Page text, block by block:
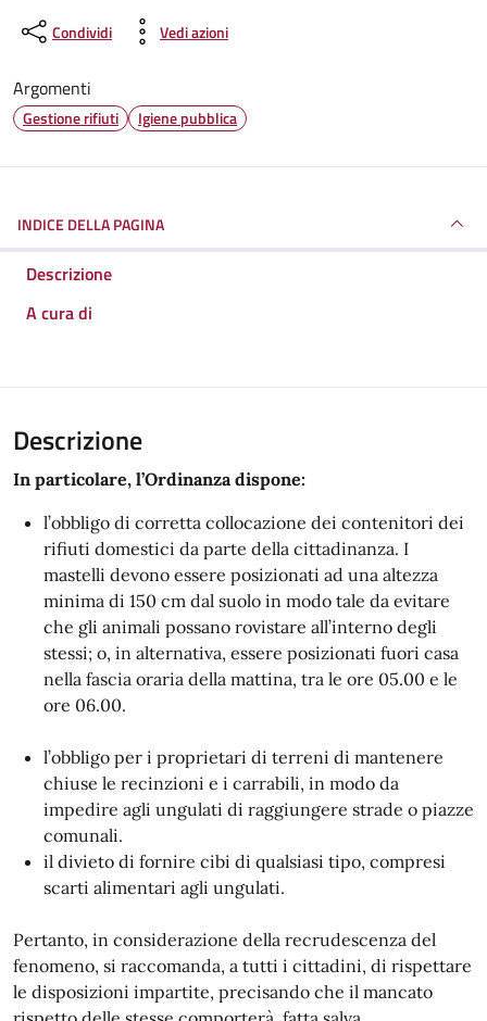
Condividi Vedi azioni
Argomenti
Gestione rifiuti Igiene pubblica
INDICE DELLA PAGINA
Descrizione
A cura di
Descrizione
In particolare, l’Ordinanza dispone:
l’obbligo di corretta collocazione dei contenitori dei
rifiuti domestici da parte della cittadinanza. I
mastelli devono essere posizionati ad una altezza
minima di 150 cm dal suolo in modo tale da evitare
che gli animali possano rovistare all’interno degli
stessi; o, in alternativa, essere posizionati fuori casa
nella fascia oraria della mattina, tra le ore 05.00 e le
ore 06.00.
l’obbligo per i proprietari di terreni di mantenere
chiuse le recinzioni e i carrabili, in modo da
impedire agli ungulati di raggiungere strade o piazze
comunali.
il divieto di fornire cibi di qualsiasi tipo, compresi
scarti alimentari agli ungulati.
Pertanto, in considerazione della recrudescenza del
fenomeno, si raccomanda, a tutti i cittadini, di rispettare
le disposizioni impartite, precisando che il mancato